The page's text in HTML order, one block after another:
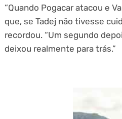
“Quando Pogacar atacou e
que, se Tadej não tivesse
recordou. “Um segundo
deixou realmente para trás.”